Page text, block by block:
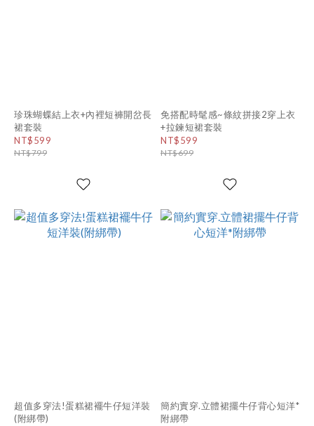
珍珠蝴蝶結上衣+內裡短褲開岔長
裙套裝
NT$599
NT$799
免搭配時髦感~條紋拼接2穿上衣
+拉鍊短裙套裝
NT$599
NT$699
超值多穿法!蛋糕裙襬牛仔短洋裝
(附綁帶)
簡約實穿.立體裙擺牛仔背心短洋*
附綁帶